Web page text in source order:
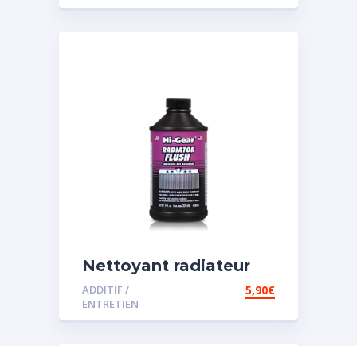
Nettoyant radiateur
ADDITIF /
ENTRETIEN
5,90€